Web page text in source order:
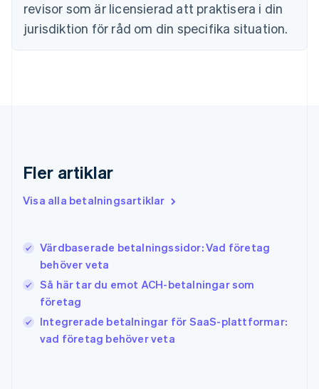
revisor som är licensierad att praktisera i din
jurisdiktion för råd om din specifika situation.
Fler artiklar
Visa alla betalningsartiklar
Värdbaserade betalningssidor: Vad företag
behöver veta
Så här tar du emot ACH-betalningar som
företag
Integrerade betalningar för SaaS-plattformar:
vad företag behöver veta
Finland
English Svenska
Frankrike
简体中文
Indien
Irland
ItalianoEnglish
Japan
日本語 English
EnglishFrançais
Kroatien
EnglishItaliano